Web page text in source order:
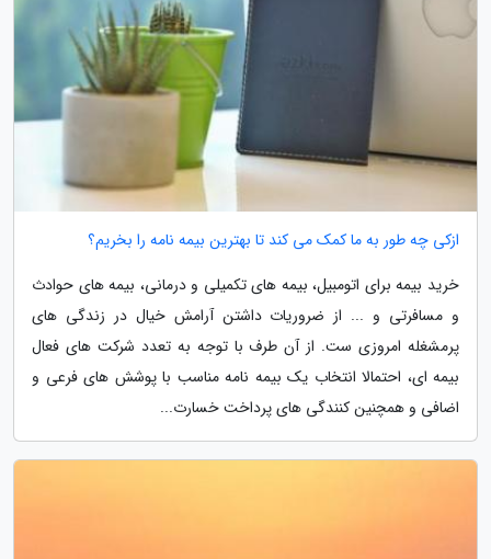
ازکی چه طور به ما کمک می کند تا بهترین بیمه نامه را بخریم؟
خرید بیمه برای اتومبیل، بیمه های تکمیلی و درمانی، بیمه های حوادث
و مسافرتی و ... از ضروریات داشتن آرامش خیال در زندگی های
پرمشغله امروزی ست. از آن طرف با توجه به تعدد شرکت های فعال
بیمه ای، احتمالا انتخاب یک بیمه نامه مناسب با پوشش های فرعی و
اضافی و همچنین کنندگی های پرداخت خسارت...